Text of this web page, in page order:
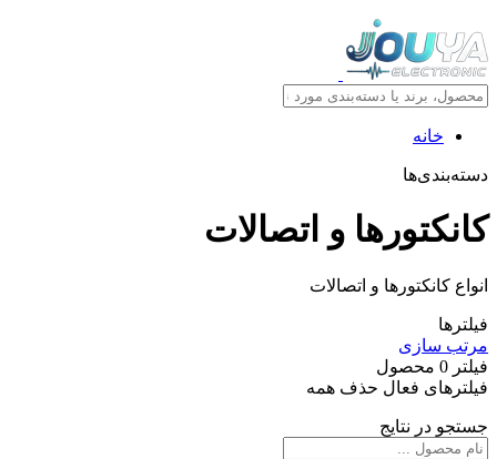
خانه
دسته‌بندی‌ها
کانکتورها و اتصالات
انواع کانکتورها و اتصالات
فیلترها
مرتب سازی
فیلتر 0 محصول
فیلترهای فعال حذف همه
جستجو در نتایج